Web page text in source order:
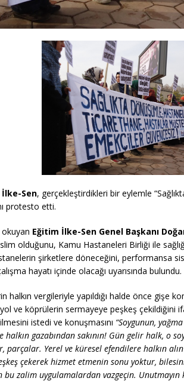
Sen, gerçekleştirdikleri bir eylemle
protesto etti.
okuyan Eğitim İlke-Sen Genel Başkanı
olduğunu, Kamu Hastaneleri Birliği ile
şirketlere döneceğini, performansa
hayatı içinde olacağı uyarısında bulundu.
halkın vergileriyle yapıldığı halde önce gişe
yol ve köprülerin sermayeye peşkeş çekildiğini
istedi ve konuşmasını “Soygunun,
halkın gazabından sakının! Gün gelir halk,
parçalar. Yerel ve küresel efendilere halkın alın
çekerek hizmet etmenin sonu yoktur,
bu zalim uygulamalardan vazgeçin. Unutmayın